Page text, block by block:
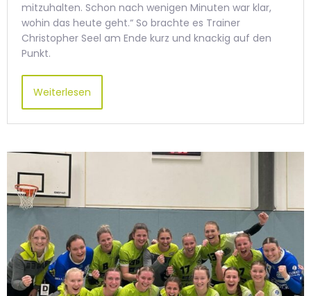
mitzuhalten. Schon nach wenigen Minuten war klar,
wohin das heute geht.“ So brachte es Trainer
Christopher Seel am Ende kurz und knackig auf den
Punkt.
Weiterlesen